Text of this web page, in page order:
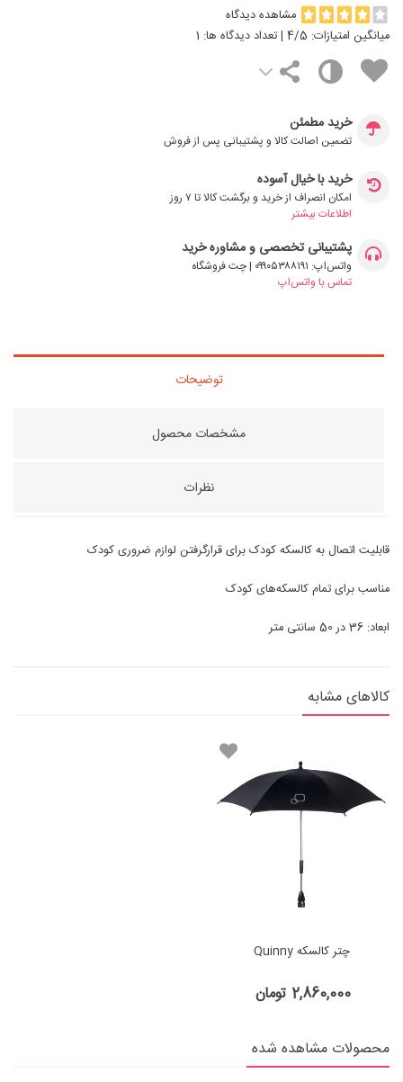
مشاهده دیدگاه
میانگین امتیازات:
4/5 | تعداد دیدگاه ها: 1
خرید مطمئن
تضمین اصالت کالا و پشتیبانی پس از فروش
خرید با خیال آسوده
امکان انصراف از خرید و برگشت کالا تا ۷ روز
اطلاعات بیشتر
پشتیبانی تخصصی و مشاوره خرید
واتس‌اپ: ۰۹۹۰۵۳۸۸۱۹۱ | چت فروشگاه
تماس با واتس‌اپ
توضیحات
مشخصات محصول
نظرات
قابلیت اتصال به کالسکه کودک برای قرارگرفتن لوازم ضروری کودک
مناسب برای تمام کالسکه‌های کودک
ابعاد: 36 در 50 سانتی متر
کالاهای مشابه
چتر کالسکه Quinny
2,860,000 تومان
محصولات مشاهده شده